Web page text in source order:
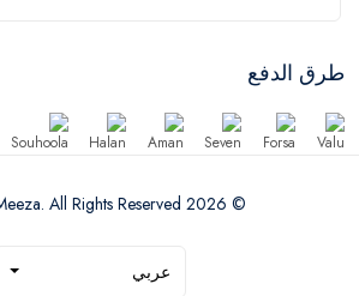
طرق الدفع
© 2026 Kza Meeza. All Rights Reserved
عربي